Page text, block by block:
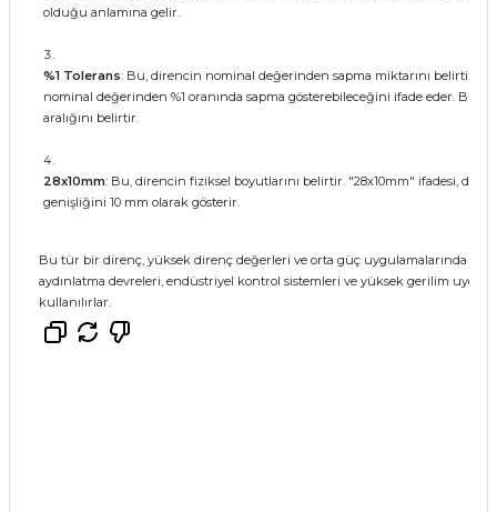
olduğu anlamına gelir.
%1 Tolerans: Bu, direncin nominal değerinden sapma miktarını belirtir.
nominal değerinden %1 oranında sapma gösterebileceğini ifade eder. Bu,
aralığını belirtir.
28x10mm: Bu, direncin fiziksel boyutlarını belirtir. "28x10mm" ifadesi,
genişliğini 10 mm olarak gösterir.
Bu tür bir direnç, yüksek direnç değerleri ve orta güç uygulamalarında
aydınlatma devreleri, endüstriyel kontrol sistemleri ve yüksek gerilim
kullanılırlar.